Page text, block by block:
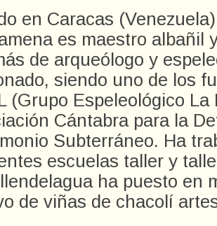
en Caracas
es maestro albañil
de arqueólogo y
siendo uno de los
(Grupo Espeleológico
Cántabra para la
Subterráneo. Ha
escuelas taller y
ha puesto en
de viñas de chacolí